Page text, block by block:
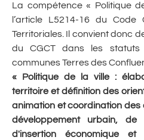
La compétence « Politique
l’article L5214-16 du Code
Territoriales. Il convient donc
du CGCT dans les
communes Terres des
« Politique de la ville :
territoire et définition des
animation et coordination
développement urbain, de
d'insertion économique